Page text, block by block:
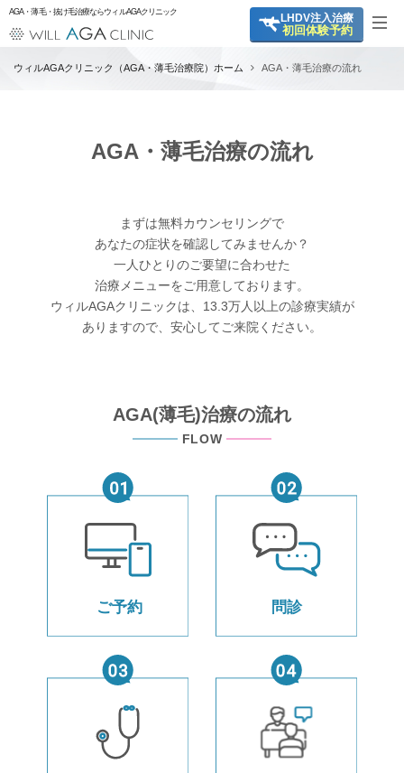
AGA・薄毛・抜け毛治療ならウィルAGAクリニック LHDV注入治療
初回体験予約
ウィルAGAクリニック（AGA・薄毛治療院）ホーム AGA・薄毛治療の流れ
AGA・薄毛治療の流れ
まずは無料カウンセリングで
あなたの症状を確認してみませんか？
一人ひとりのご要望に合わせた
治療メニューをご用意しております。
ウィルAGAクリニックは、13.3万人以上の診療実績が
ありますので、安心してご来院ください。
AGA(薄毛)治療の流れ
FLOW